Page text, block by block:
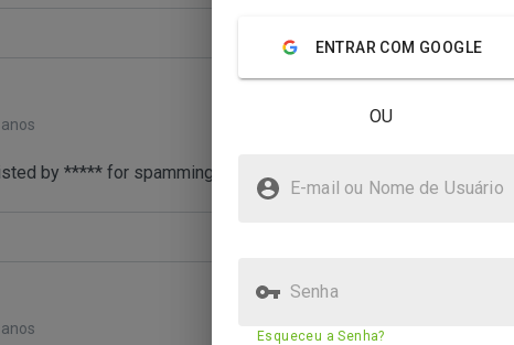
by ***** for spamming.
ENTRAR COM GOOGLE
OU
E-mail ou Nome de Usuário
Senha
Esqueceu a Senha?